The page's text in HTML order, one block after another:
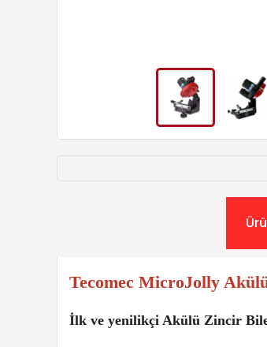
Tecomec MicroJolly
İlk ve yenilikçi Akülü Zincir